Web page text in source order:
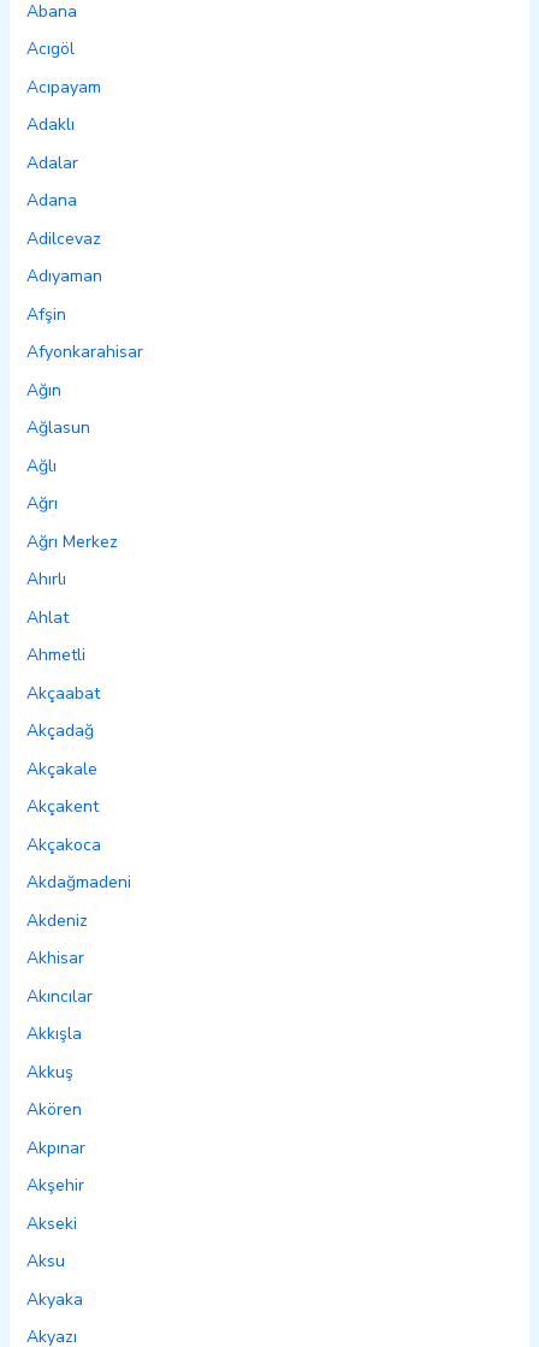
Abana
Acıgöl
Acıpayam
Adaklı
Adalar
Adana
Adilcevaz
Adıyaman
Afşin
Afyonkarahisar
Ağın
Ağlasun
Ağlı
Ağrı
Ağrı Merkez
Ahırlı
Ahlat
Ahmetli
Akçaabat
Akçadağ
Akçakale
Akçakent
Akçakoca
Akdağmadeni
Akdeniz
Akhisar
Akıncılar
Akkışla
Akkuş
Akören
Akpınar
Akşehir
Akseki
Aksu
Akyaka
Akyazı